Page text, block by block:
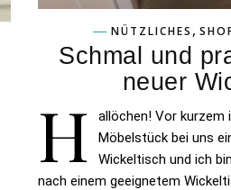
NÜTZLICHES ,
Schmal und
neuer
H
allöchen! Vor kurzem
Möbelstück bei uns
Wickeltisch und ich
nach einem geeignetem